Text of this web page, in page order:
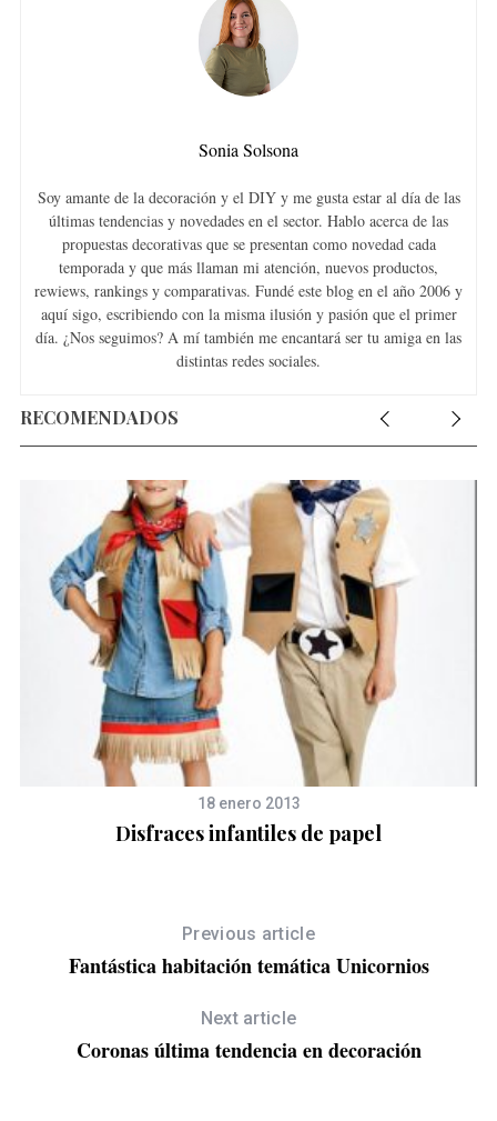
Sonia Solsona
Soy amante de la decoración y el DIY y me gusta estar al día de las
últimas tendencias y novedades en el sector. Hablo acerca de las
propuestas decorativas que se presentan como novedad cada
temporada y que más llaman mi atención, nuevos productos,
rewiews, rankings y comparativas. Fundé este blog en el año 2006 y
aquí sigo, escribiendo con la misma ilusión y pasión que el primer
día. ¿Nos seguimos? A mí también me encantará ser tu amiga en las
distintas redes sociales.
RECOMENDADOS
18 enero 2013
Disfraces infantiles de papel
Previous article
Fantástica habitación temática Unicornios
Next article
Coronas última tendencia en decoración